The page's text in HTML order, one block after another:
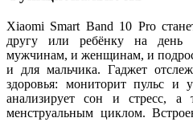
Xiaomi Smart Band 10 Pro
другу или ребёнку на день
мужчинам, и женщинам, и
и для мальчика. Гаджет
здоровья: мониторит пульс и
анализирует сон и стресс, а
менструальным циклом.